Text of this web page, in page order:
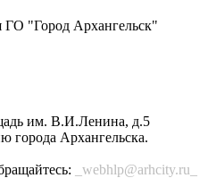
"Город Архангельск"
им. В.И.Ленина, д.5
города Архангельска.
_webhlp@arhcity.ru_